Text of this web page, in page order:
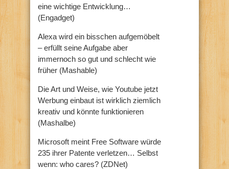
eine wichtige Entwicklung…
(Engadget)
Alexa wird ein bisschen aufgemöbelt
– erfüllt seine Aufgabe aber
immernoch so gut und schlecht wie
früher (Mashable)
Die Art und Weise, wie Youtube jetzt
Werbung einbaut ist wirklich ziemlich
kreativ und könnte funktionieren
(Mashalbe)
Microsoft meint Free Software würde
235 ihrer Patente verletzen… Selbst
wenn: who cares? (ZDNet)